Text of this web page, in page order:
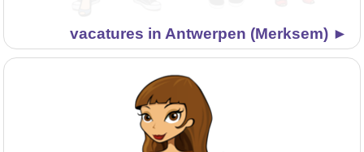
vacatures in Antwerpen (Merksem) ►